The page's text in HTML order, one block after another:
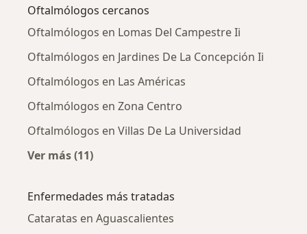
Oftalmólogos cercanos
Oftalmólogos en Lomas Del Campestre Ii
Oftalmólogos en Jardines De La Concepción Ii
Oftalmólogos en Las Américas
Oftalmólogos en Zona Centro
Oftalmólogos en Villas De La Universidad
Ver más (11)
Enfermedades más tratadas
Cataratas en Aguascalientes